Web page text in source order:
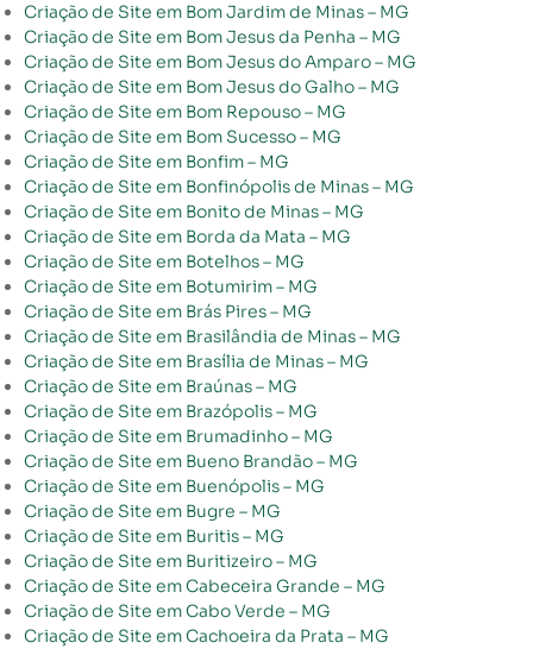
Criação de Site em Bom Jardim de Minas – MG
Criação de Site em Bom Jesus da Penha – MG
Criação de Site em Bom Jesus do Amparo – MG
Criação de Site em Bom Jesus do Galho – MG
Criação de Site em Bom Repouso – MG
Criação de Site em Bom Sucesso – MG
Criação de Site em Bonfim – MG
Criação de Site em Bonfinópolis de Minas – MG
Criação de Site em Bonito de Minas – MG
Criação de Site em Borda da Mata – MG
Criação de Site em Botelhos – MG
Criação de Site em Botumirim – MG
Criação de Site em Brás Pires – MG
Criação de Site em Brasilândia de Minas – MG
Criação de Site em Brasília de Minas – MG
Criação de Site em Braúnas – MG
Criação de Site em Brazópolis – MG
Criação de Site em Brumadinho – MG
Criação de Site em Bueno Brandão – MG
Criação de Site em Buenópolis – MG
Criação de Site em Bugre – MG
Criação de Site em Buritis – MG
Criação de Site em Buritizeiro – MG
Criação de Site em Cabeceira Grande – MG
Criação de Site em Cabo Verde – MG
Criação de Site em Cachoeira da Prata – MG